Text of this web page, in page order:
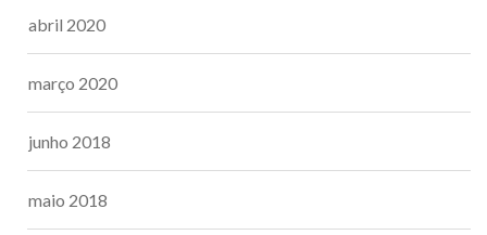
abril 2020
março 2020
junho 2018
maio 2018